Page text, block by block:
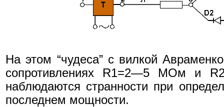
На этом “чудеса” с вилкой
сопротивлениях R1=2—5 МОм и
наблюдаются странности при
последнем мощности.